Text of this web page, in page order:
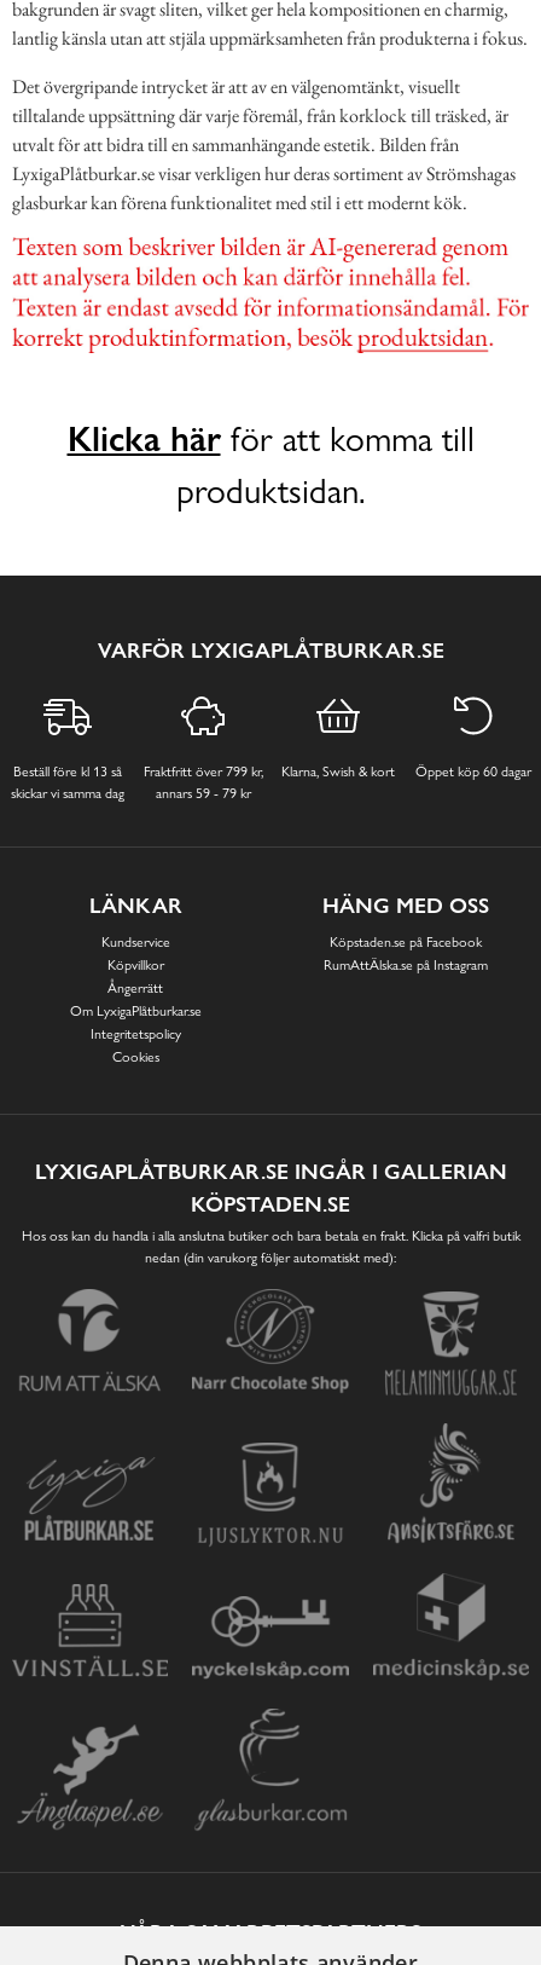
bakgrunden är svagt sliten, vilket ger hela kompositionen en charmig,
lantlig känsla utan att stjäla uppmärksamheten från produkterna i fokus.
Det övergripande intrycket är att av en välgenomtänkt, visuellt
tilltalande uppsättning där varje föremål, från korklock till träsked, är
utvalt för att bidra till en sammanhängande estetik. Bilden från
LyxigaPlåtburkar.se visar verkligen hur deras sortiment av Strömshagas
glasburkar kan förena funktionalitet med stil i ett modernt kök.
Klicka härför att komma till
produktsidan.
VARFÖR LYXIGAPLÅTBURKAR.SE
Beställ före kl 13 så
skickar vi samma dag
Fraktfritt över 799 kr,
annars 59 - 79 kr
Klarna, Swish & kort Öppet köp 60 dagar
LÄNKAR
Kundservice
Köpvillkor
Ångerrätt
Om LyxigaPlåtburkar.se
Integritetspolicy
Cookies
HÄNG MED OSS
Köpstaden.se på Facebook
RumAttÄlska.se på Instagram
LYXIGAPLÅTBURKAR.SE INGÅR I GALLERIAN
KÖPSTADEN.SE
Hos oss kan du handla i alla anslutna butiker och bara betala en frakt. Klicka på valfri butik
nedan (din varukorg följer automatiskt med):
VÅRA SAMARBETSPARTNERS